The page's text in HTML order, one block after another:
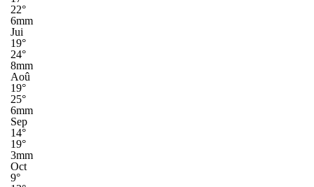
22°
6mm
Jui
19°
24°
8mm
Aoû
19°
25°
6mm
Sep
14°
19°
3mm
Oct
9°